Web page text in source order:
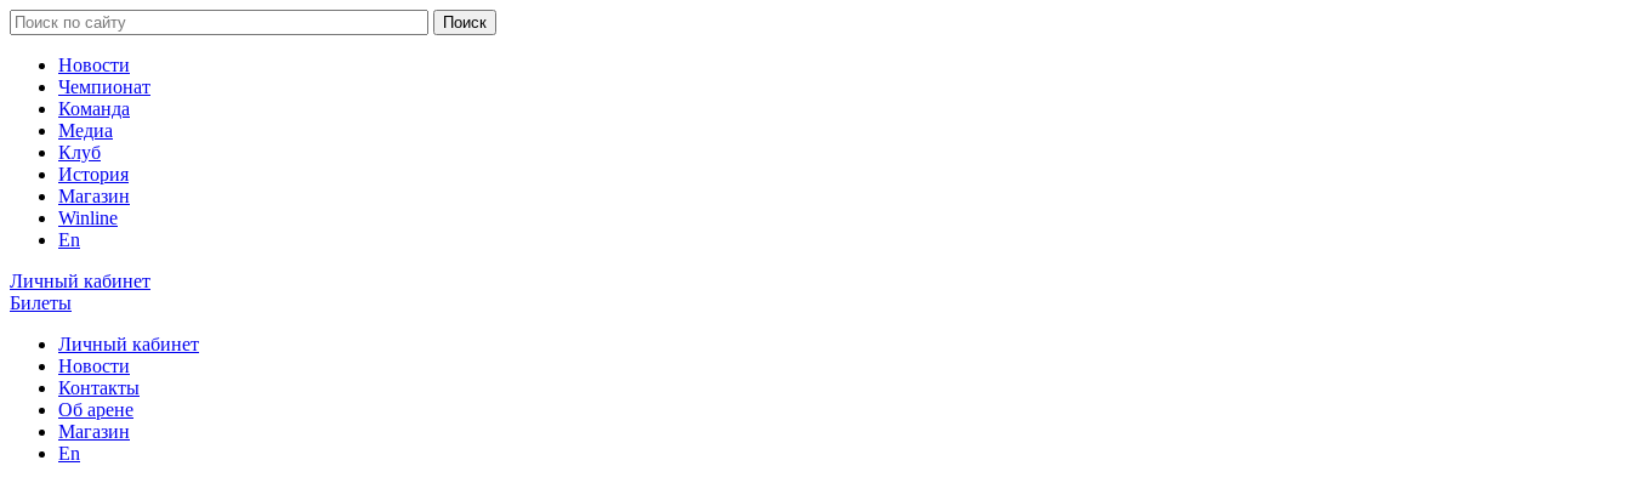
Новости
Чемпионат
Команда
Медиа
Клуб
История
Магазин
Winline
En
Личный кабинет
Билеты
Личный кабинет
Новости
Контакты
Об арене
Магазин
En